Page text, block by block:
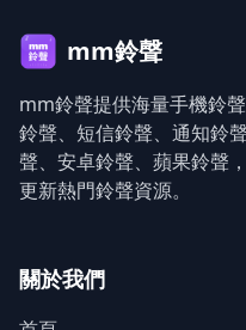
mm鈴聲
mm鈴聲提供海量手機鈴
鈴聲、短信鈴聲、通知鈴
聲、安卓鈴聲、蘋果鈴聲
更新熱門鈴聲資源。
關於我們